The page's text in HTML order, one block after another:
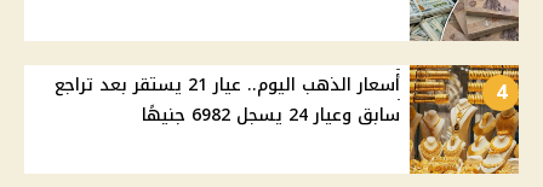
4
أسعار الذهب اليوم.. عيار 21 يستقر بعد تراجع
سابق وعيار 24 يسجل 6982 جنيهًا